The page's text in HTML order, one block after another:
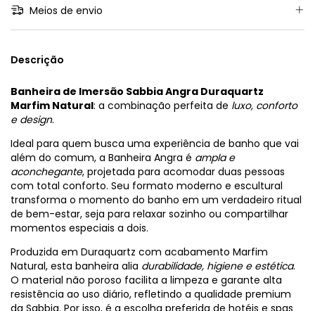
Meios de envio
Descrição
Banheira de Imersão Sabbia Angra Duraquartz
Marfim Natural: a combinação perfeita de luxo, conforto
e design.
Ideal para quem busca uma experiência de banho que vai
além do comum, a Banheira Angra é ampla e
aconchegante, projetada para acomodar duas pessoas
com total conforto. Seu formato moderno e escultural
transforma o momento do banho em um verdadeiro ritual
de bem-estar, seja para relaxar sozinho ou compartilhar
momentos especiais a dois.
Produzida em Duraquartz com acabamento Marfim
Natural, esta banheira alia durabilidade, higiene e estética.
O material não poroso facilita a limpeza e garante alta
resistência ao uso diário, refletindo a qualidade premium
da Sabbia. Por isso, é a escolha preferida de hotéis e spas